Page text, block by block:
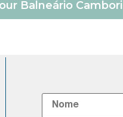
Balneário